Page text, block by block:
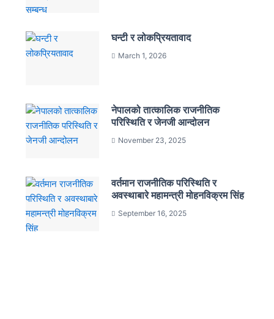
घन्टी र लोकप्रियतावाद
March 1, 2026
नेपालको तात्कालिक राजनीतिक
परिस्थिति र जेनजी आन्दोलन
November 23, 2025
वर्तमान राजनीतिक परिस्थिति र
अवस्थाबारे महामन्त्री मोहनविक्रम सिंह
September 16, 2025